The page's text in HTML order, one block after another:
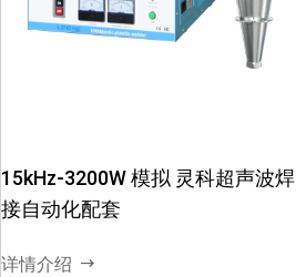
15kHz-3200W 模拟 灵科超声波焊
接自动化配套
详情介绍